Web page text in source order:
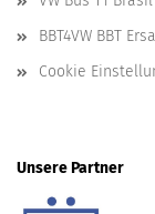
BBT4VW BBT
Cookie
Unsere Partner